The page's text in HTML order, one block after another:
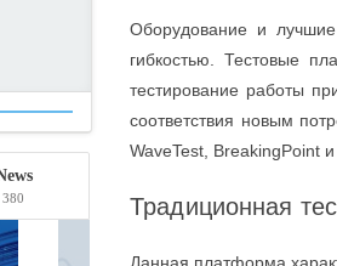
Оборудование и
гибкостью. Тестовые
тестирование работы
соответствия новым
WaveTest, BreakingPoint
Традиционная